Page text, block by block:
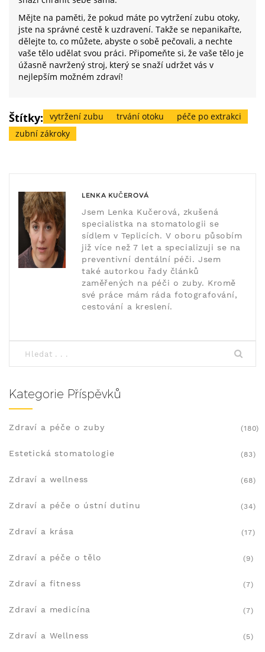
Mějte na paměti, že pokud máte po vytržení zubu otoky,
jste na správné cestě k uzdravení. Takže se nepanikařte,
dělejte to, co můžete, abyste o sobě pečovali, a nechte
vaše tělo udělat svou práci. Připomeňte si, že vaše tělo je
úžasně navržený stroj, který se snaží udržet vás v
nejlepším možném zdraví!
Štítky: vytržení zubu trvání otoku
péče po extrakci
zubní zákroky
LENKA KUČEROVÁ
Jsem Lenka Kučerová, zkušená
specialistka na stomatologii se
sídlem v Teplicích. V oboru působím
již více než 7 let a specializuji se na
preventivní dentální péči. Jsem
také autorkou řady článků
zaměřených na péči o zuby. Kromě
své práce mám ráda fotografování,
cestování a kreslení.
Kategorie Příspěvků
Zdraví a péče o zuby (180)
Estetická stomatologie (83)
Zdraví a wellness (68)
Zdraví a péče o ústní dutinu (34)
Zdraví a krása (17)
Zdraví a péče o tělo (9)
Zdraví a fitness (7)
Zdraví a medicína (7)
Zdraví a Wellness (5)